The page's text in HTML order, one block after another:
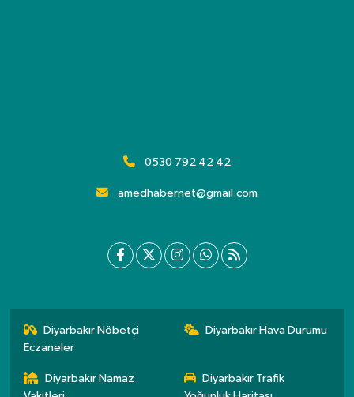
0530 792 42 42
amedhabernet@gmail.com
Diyarbakır Nöbetçi
Eczaneler
Diyarbakır Hava Durumu
Diyarbakır Namaz
Diyarbakır Trafik